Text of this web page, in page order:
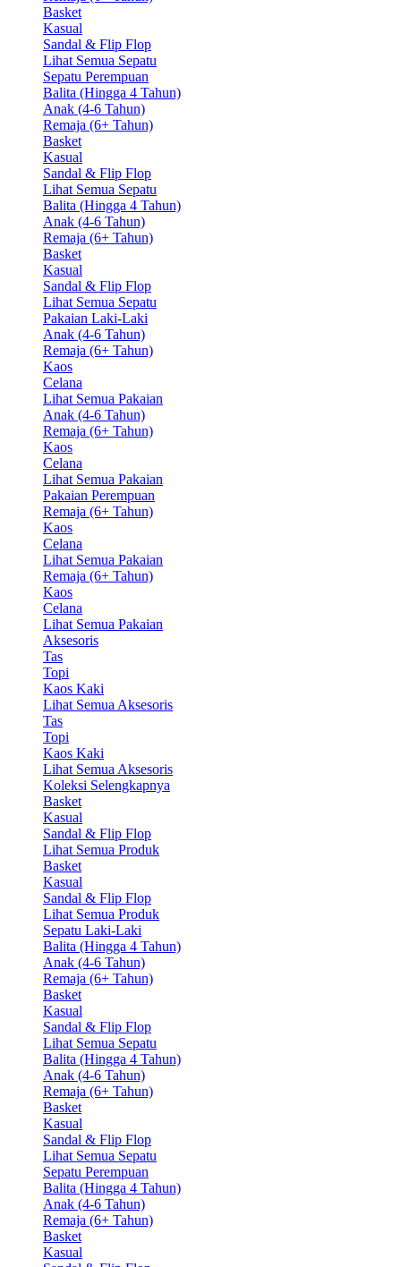
Basket
Kasual
Sandal & Flip Flop
Lihat Semua Sepatu
Sepatu Perempuan
Balita (Hingga 4 Tahun)
Anak (4-6 Tahun)
Remaja (6+ Tahun)
Basket
Kasual
Sandal & Flip Flop
Lihat Semua Sepatu
Balita (Hingga 4 Tahun)
Anak (4-6 Tahun)
Remaja (6+ Tahun)
Basket
Kasual
Sandal & Flip Flop
Lihat Semua Sepatu
Pakaian Laki-Laki
Anak (4-6 Tahun)
Remaja (6+ Tahun)
Kaos
Celana
Lihat Semua Pakaian
Anak (4-6 Tahun)
Remaja (6+ Tahun)
Kaos
Celana
Lihat Semua Pakaian
Pakaian Perempuan
Remaja (6+ Tahun)
Kaos
Celana
Lihat Semua Pakaian
Remaja (6+ Tahun)
Kaos
Celana
Lihat Semua Pakaian
Aksesoris
Tas
Topi
Kaos Kaki
Lihat Semua Aksesoris
Tas
Topi
Kaos Kaki
Lihat Semua Aksesoris
Koleksi Selengkapnya
Basket
Kasual
Sandal & Flip Flop
Lihat Semua Produk
Basket
Kasual
Sandal & Flip Flop
Lihat Semua Produk
Sepatu Laki-Laki
Balita (Hingga 4 Tahun)
Anak (4-6 Tahun)
Remaja (6+ Tahun)
Basket
Kasual
Sandal & Flip Flop
Lihat Semua Sepatu
Balita (Hingga 4 Tahun)
Anak (4-6 Tahun)
Remaja (6+ Tahun)
Basket
Kasual
Sandal & Flip Flop
Lihat Semua Sepatu
Sepatu Perempuan
Balita (Hingga 4 Tahun)
Anak (4-6 Tahun)
Remaja (6+ Tahun)
Basket
Kasual